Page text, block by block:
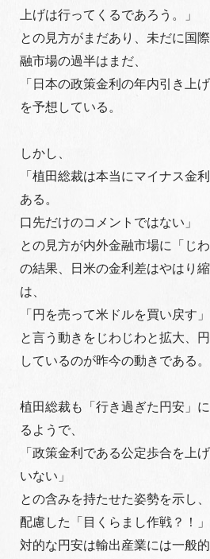
上げは行ってくるであろう。」
との見方がまだあり、未だに国
融市場の過半はまだ、
「日本の政策金利の年内引き上げ
を予想している。
しかし、
「植田総裁は本当にマイナス金
ある。
口先だけのコメントではない」
との見方が内外金融市場に「じ
の結果、日米の金利差はやはり
は、
「円を売って米ドルを買い戻す」
と言う動きをじわじわと拡大、
しているのが昨今の動きである。
植田総裁も「行き過ぎた円安」
るようで、
「政策金利である公定歩合を上
いない」
との含みを持たせた姿勢を示し
配慮した「目くらまし作戦？！
対的な円安は輸出産業には一般